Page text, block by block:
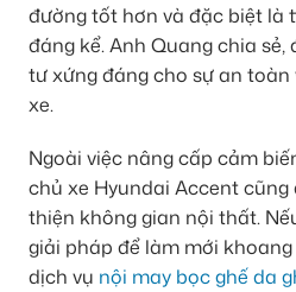
đường tốt hơn và đặc biệt là
đáng kể. Anh Quang chia
tư xứng đáng cho sự an
xe.
Ngoài việc nâng cấp cảm
chủ xe Hyundai Accent
thiện không gian nội thất.
giải pháp để làm mới
dịch vụ nội may bọc ghế da